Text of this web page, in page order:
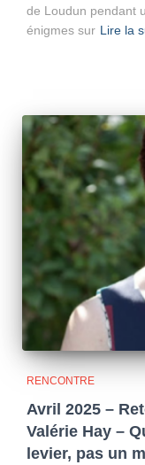
de Loudun pendant
énigmes sur Lire la
RENCONTRE
Avril 2025 –
Valérie Hay –
levier, pas un